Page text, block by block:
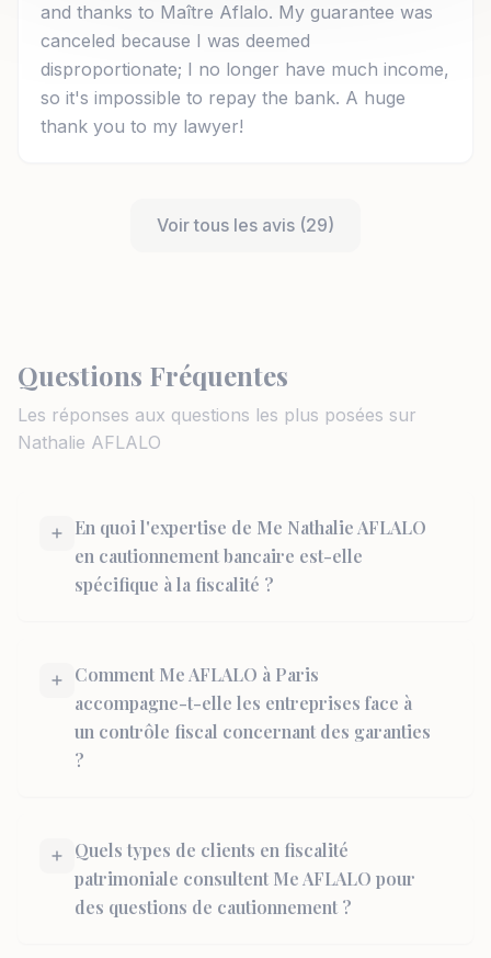
and thanks to Maître Aflalo. My guarantee was
canceled because I was deemed
disproportionate; I no longer have much income,
so it's impossible to repay the bank. A huge
thank you to my lawyer!
Voir tous les avis (29)
Questions Fréquentes
Les réponses aux questions les plus posées sur
Nathalie AFLALO
En quoi l'expertise de Me Nathalie AFLALO
en cautionnement bancaire est-elle
spécifique à la fiscalité ?
Comment Me AFLALO à Paris
accompagne-t-elle les entreprises face à
un contrôle fiscal concernant des garanties
?
Quels types de clients en fiscalité
patrimoniale consultent Me AFLALO pour
des questions de cautionnement ?